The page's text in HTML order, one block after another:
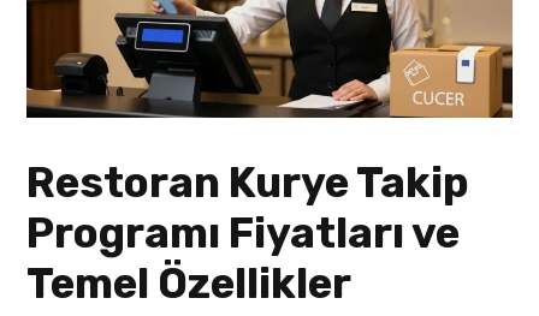
Restoran Kurye Takip
Programı Fiyatları ve
Temel Özellikler